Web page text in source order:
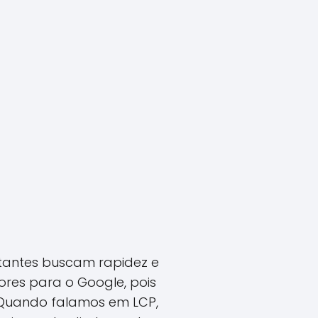
buscam rapidez e
para o Google, pois
falamos em LCP,